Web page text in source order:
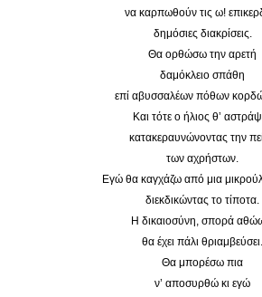
να καρπωθούν τις ω!
δημόσιες διακρίσεις.
Θα ορθώσω την αρετή
δαμόκλειο σπάθη
επί αβυσσαλέων πόθων
Και τότε ο ήλιος θ’
κατακεραυνώνοντας την
των αχρήστων.
Εγώ θα καγχάζω από μια
διεκδικώντας το τίποτα.
Η δικαιοσύνη, σπορά
θα έχει πάλι θριαμβεύσει.
Θα μπορέσω πια
ν’ αποσυρθώ κι εγώ